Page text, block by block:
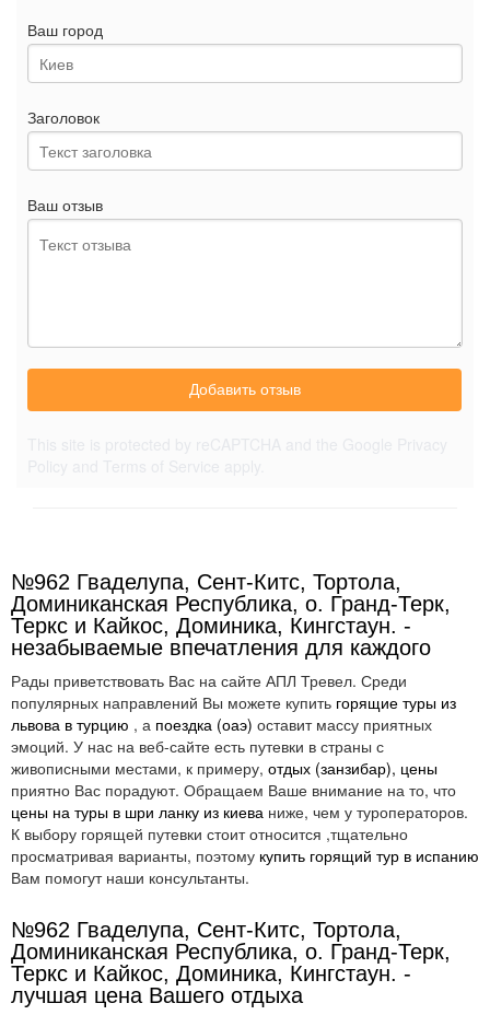
Ваш город
Заголовок
Ваш отзыв
Добавить отзыв
№962 Гваделупа, Сент-Китс, Тортола,
Доминиканская Республика, о. Гранд-Терк,
Теркс и Кайкос, Доминика, Кингстаун. -
незабываемые впечатления для каждого
Рады приветствовать Вас на сайте АПЛ Тревел. Среди
популярных направлений Вы можете купить горящие туры из
львова в турцию , а поездка (оаэ) оставит массу приятных
эмоций. У нас на веб-сайте есть путевки в страны с
живописными местами, к примеру, отдых (занзибар), цены
приятно Вас порадуют. Обращаем Ваше внимание на то, что
цены на туры в шри ланку из киева ниже, чем у туроператоров.
К выбору горящей путевки стоит относится ,тщательно
просматривая варианты, поэтому купить горящий тур в испанию
Вам помогут наши консультанты.
№962 Гваделупа, Сент-Китс, Тортола,
Доминиканская Республика, о. Гранд-Терк,
Теркс и Кайкос, Доминика, Кингстаун. -
лучшая цена Вашего отдыха